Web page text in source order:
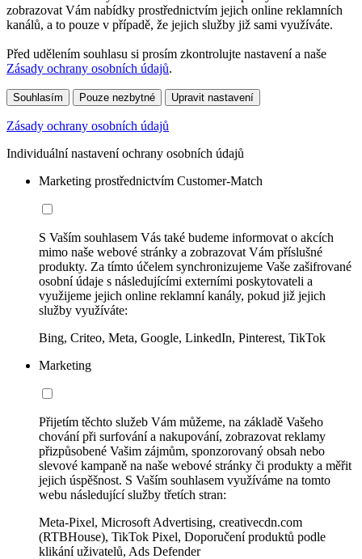
zobrazovat Vám nabídky prostřednictvím jejich online reklamních
kanálů, a to pouze v případě, že jejich služby již sami využíváte.
Před udělením souhlasu si prosím zkontrolujte nastavení a naše
Zásady ochrany osobních údajů.
Souhlasím Pouze nezbytné Upravit nastavení
Zásady ochrany osobních údajů
Individuální nastavení ochrany osobních údajů
Marketing prostřednictvím Customer-Match
S Vaším souhlasem Vás také budeme informovat o akcích
mimo naše webové stránky a zobrazovat Vám příslušné
produkty. Za tímto účelem synchronizujeme Vaše zašifrované
osobní údaje s následujícími externími poskytovateli a
využijeme jejich online reklamní kanály, pokud již jejich
služby využíváte:
Bing, Criteo, Meta, Google, LinkedIn, Pinterest, TikTok
Marketing
Přijetím těchto služeb Vám můžeme, na základě Vašeho
chování při surfování a nakupování, zobrazovat reklamy
přizpůsobené Vašim zájmům, sponzorovaný obsah nebo
slevové kampaně na naše webové stránky či produkty a měřit
jejich úspěšnost. S Vaším souhlasem využíváme na tomto
webu následující služby třetích stran:
Meta-Pixel, Microsoft Advertising, creativecdn.com
(RTBHouse), TikTok Pixel, Doporučení produktů podle
klikání uživatelů, Ads Defender